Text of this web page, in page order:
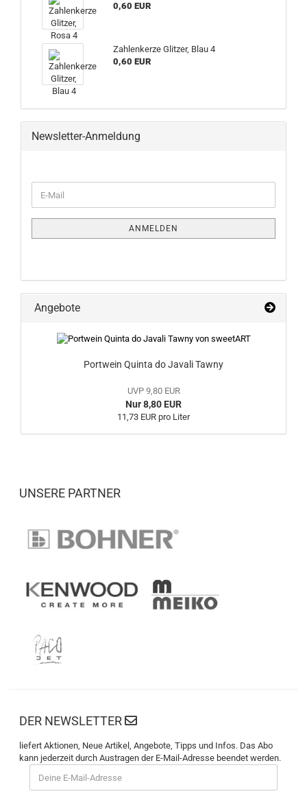
0,60 EUR
Zahlenkerze Glitzer, Blau 4
0,60 EUR
Newsletter-Anmeldung
ZUR
E-
Mail
ANMELDEN
Angebote
Portwein Quinta do Javali Tawny
UVP 9,80 EUR
Nur 8,80 EUR
11,73 EUR pro Liter
UNSERE PARTNER
DER NEWSLETTER
liefert Aktionen, Neue Artikel, Angebote, Tipps und Infos. Das Abo
kann jederzeit durch Austragen der E-Mail-Adresse beendet werden.